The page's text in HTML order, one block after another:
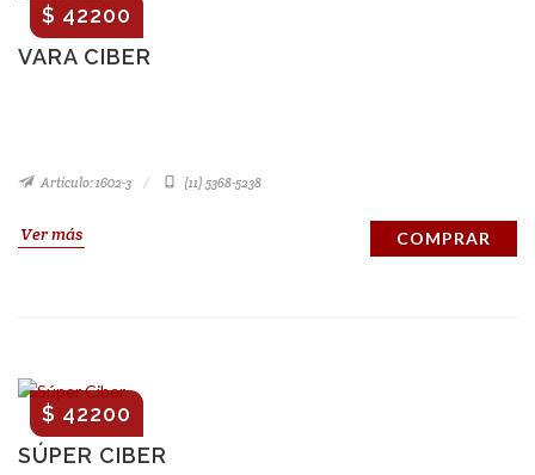
VARA CIBER
$ 42200
Artículo: 1602-3 (11) 5368-5238
Ver más COMPRAR
SÚPER CIBER
$ 42200